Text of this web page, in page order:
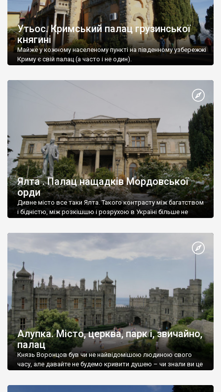
Утьос. Кримський палац грузинської
княгині
Майже у кожному населеному пункті на південному узбережжі
Криму є свій палац (а часто і не один).
Ялта . Палац нащадків Мордовської
орди
Дивне місто все таки Ялта. Такого контрасту між багатством
і бідністю, між розкішшю і розрухою в Україні більше не
Алупка. Місто, церква, парк і, звичайно,
палац
Князь Воронцов був чи не найвідомішою людиною свого
часу, але давайте не будемо кривити душею – чи знали ви це